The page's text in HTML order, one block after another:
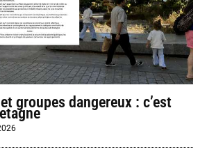
groupes dangereux : c’est